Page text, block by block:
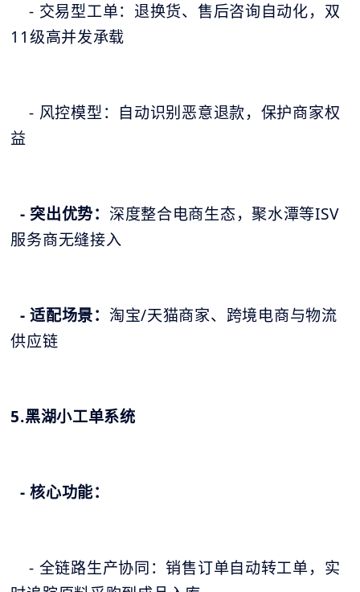
- 交易型工单：退换货、售后咨询自动化，双
11级高并发承载
- 风控模型：自动识别恶意退款，保护商家权
益
- 突出优势： 深度整合电商生态，聚水潭等ISV
服务商无缝接入
- 适配场景： 淘宝/天猫商家、跨境电商与物流
供应链
5.黑湖小工单系统
- 核心功能：
- 全链路生产协同：销售订单自动转工单，实